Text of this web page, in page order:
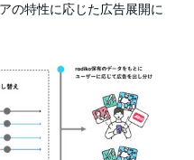
の特性に応じた広告展開に